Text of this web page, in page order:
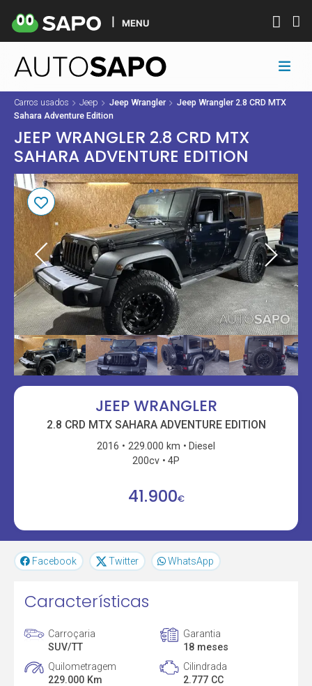
MENU
Carros usados Jeep Jeep Wrangler
Jeep Wrangler 2.8 CRD MTX
Sahara Adventure Edition
JEEP WRANGLER 2.8 CRD MTX
SAHARA ADVENTURE EDITION
JEEP WRANGLER
2.8 CRD MTX SAHARA ADVENTURE EDITION
2016 229.000 km
Diesel
200cv
4P
41.900€
Facebook Twitter WhatsApp
Características
Carroçaria
SUV/TT
Garantia
18 meses
Quilometragem
229.000 Km
Cilindrada
2.777 CC